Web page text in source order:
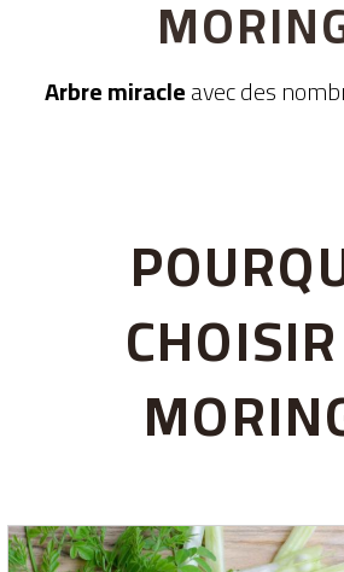
Arbre miracleavec des